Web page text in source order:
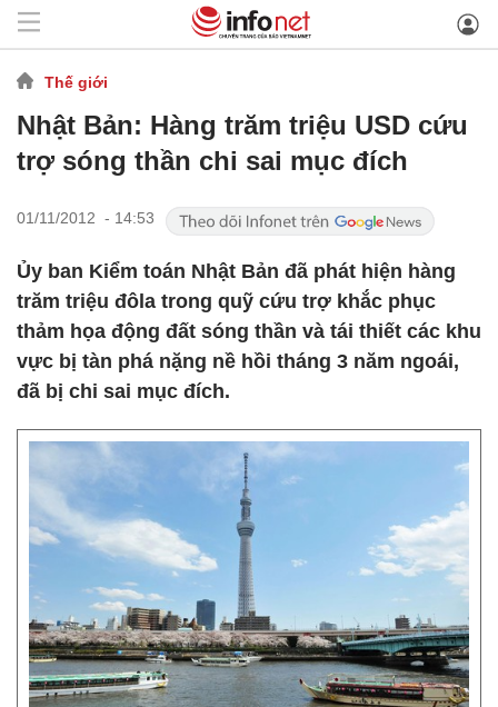
Thế giới
Nhật Bản: Hàng trăm triệu USD cứu
trợ sóng thần chi sai mục đích
01/11/2012 - 14:53
Ủy ban Kiểm toán Nhật Bản đã phát hiện hàng
trăm triệu đôla trong quỹ cứu trợ khắc phục
thảm họa động đất sóng thần và tái thiết các khu
vực bị tàn phá nặng nề hồi tháng 3 năm ngoái,
đã bị chi sai mục đích.